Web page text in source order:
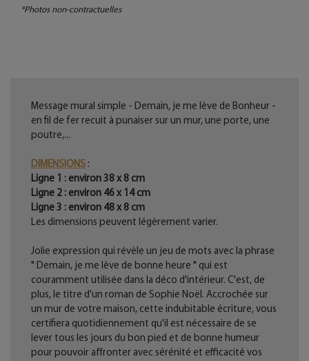
*Photos non-contractuelles
Message mural simple - Demain, je me lève de Bonheur -
en fil de fer recuit à punaiser sur un mur, une porte, une
poutre,...
DIMENSIONS :
Ligne 1 : environ 38 x 8 cm
Ligne 2 : environ 46 x 14 cm
Ligne 3 : environ 48 x 8 cm
Les dimensions peuvent légèrement varier.
Jolie expression qui révèle un jeu de mots avec la phrase
" Demain, je me lève de bonne heure " qui est
couramment utilisée dans la déco d'intérieur. C'est, de
plus, le titre d'un roman de Sophie Noël. Accrochée sur
un mur de votre maison, cette indubitable écriture, vous
certifiera quotidiennement qu'il est nécessaire de se
lever tous les jours du bon pied et de bonne humeur
pour pouvoir affronter avec sérénité et efficacité vos